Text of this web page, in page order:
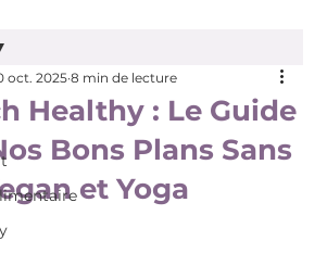
Healthy : Le Guide
Bons Plans Sans
et Yoga
oct. 2025 8 min de lecture